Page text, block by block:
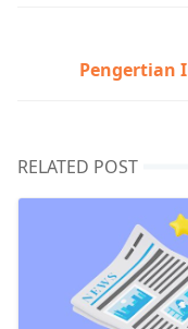
Pengertian
RELATED POST